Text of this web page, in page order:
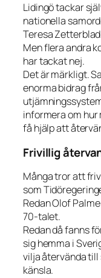
Lidingö tackar
nationella
Teresa
Men flera andra
har tackat nej.
Det är märkligt.
enorma bidrag
informera om hur
få hjälp att
Frivillig
Många tror att
som
Redan Olof
70-talet.
Redan då fanns
sig hemma i
vilja återvända till
känsla.